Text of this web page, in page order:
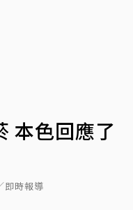
本色回應了
即時報導